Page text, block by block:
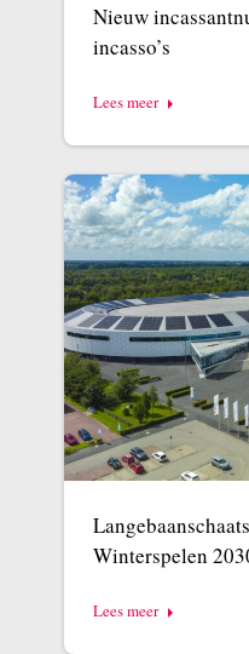
Nieuw
incasso’s
Lees meer
Winterspelen
Lees meer